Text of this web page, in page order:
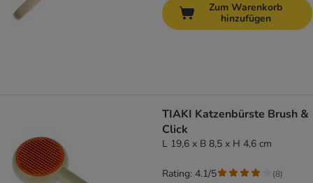
Zum Warenkorb
hinzufügen
TIAKI Katzenbürste Brush &
Click
L 19,6 x B 8,5 x H 4,6 cm
Rating: 4.1/5 (8)